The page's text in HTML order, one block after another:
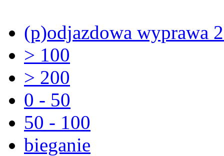
(p)odjazdowa wyprawa
> 100
> 200
0 - 50
50 - 100
bieganie